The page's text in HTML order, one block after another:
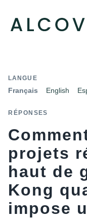
LANGUE
Français English
RÉPONSES
projets
haut de
Kong
impose